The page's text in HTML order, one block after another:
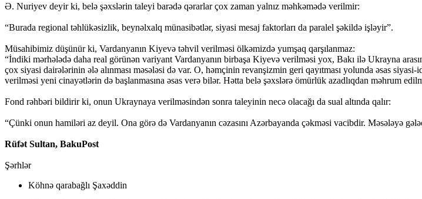
Ə. Nuriyev deyir ki, belə şəxslərin taleyi barədə qərarlar çox zaman yalnız məhkəmədə verilmir:
“Burada regional təhlükəsizlik, beynəlxalq münasibətlər, siyasi mesaj faktorları da paralel şəkildə işləyir”.
Müsahibimiz düşünür ki, Vardanyanın Kiyevə təhvil verilməsi ölkəmizdə yumşaq qarşılanmaz:
“İndiki mərhələdə daha real görünən variyant Vardanyanın birbaşa Kiyevə verilməsi yox, Bakı ilə Ukrayna
çox siyasi dairələrinin ələ alınması məsələsi də var. O, həmçinin revanşizmin geri qayıtması yolunda əsas
verilməsi yeni cinayətlərin də başlanmasına əsas verə bilər. Hətta belə şəxslərə ömürlük azadlıqdan məhrum
Fond rəhbəri bildirir ki, onun Ukraynaya verilməsindən sonra taleyinin necə olacağı da sual altında qalır:
“Çünki onun hamiləri az deyil. Ona görə də Vardanyanın cəzasını Azərbayanda çəkməsi vacibdir. Məsələyə
Rüfət Sultan, BakuPost
Şərhlər
Köhnə qarabağlı Şaxəddin